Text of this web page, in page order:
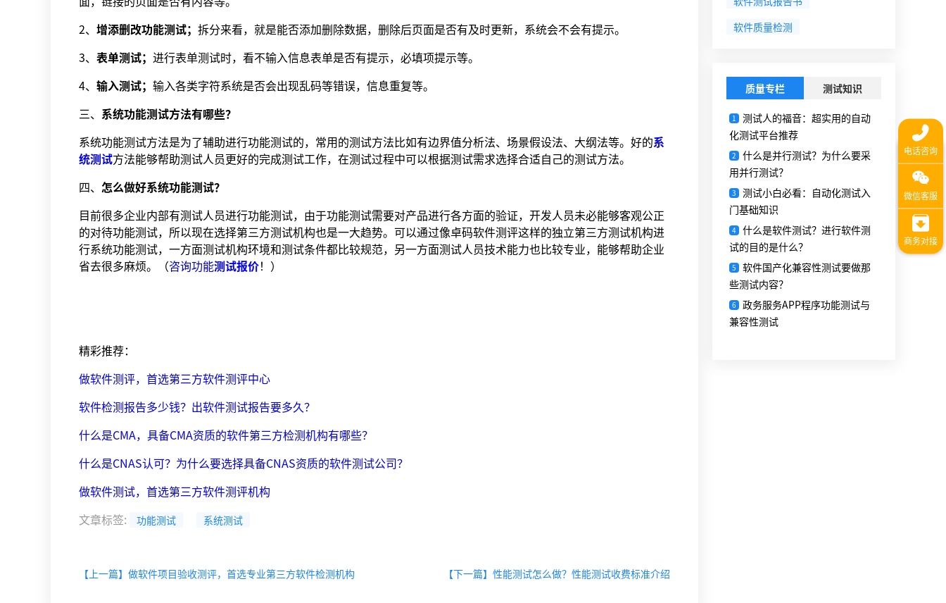
2、 增添删改功能测试； 拆分来看，就是能否添加删除数据，删除后页面是否有及时更新，系统会不会有提示。
3、 表单测试； 进行表单测试时，看不输入信息表单是否有提示，必填项提示等。
4、 输入测试； 输入各类字符系统是否会出现乱码等错误，信息重复等。
三、 系统功能测试方法有哪些？
系统功能测试方法是为了辅助进行功能测试的，常用的测试方法比如有边界值分析法、场景假设法、大纲法等。好的系
统测试方法能够帮助测试人员更好的完成测试工作，在测试过程中可以根据测试需求选择合适自己的测试方法。
四、 怎么做好系统功能测试？
目前很多企业内部有测试人员进行功能测试，由于功能测试需要对产品进行各方面的验证，开发人员未必能够客观公正
的对待功能测试，所以现在选择第三方测试机构也是一大趋势。可以通过像卓码软件测评这样的独立第三方测试机构进
行系统功能测试，一方面测试机构环境和测试条件都比较规范，另一方面测试人员技术能力也比较专业，能够帮助企业
省去很多麻烦。（咨询功能测试报价！）
精彩推荐：
做软件测评，首选第三方软件测评中心
软件检测报告多少钱？出软件测试报告要多久？
什么是CMA，具备CMA资质的软件第三方检测机构有哪些？
什么是CNAS认可？为什么要选择具备CNAS资质的软件测试公司？
做软件测试，首选第三方软件测评机构
文章标签: 功能测试 系统测试
【上一篇】做软件项目验收测评，首选专业第三方软件检测机构 【下一篇】性能测试怎么做？性能测试收费标准介绍
软件质量检测
质量专栏 测试知识
1
测试人的福音：超实用的自动
化测试平台推荐
2
什么是并行测试？为什么要采
用并行测试？
3
测试小白必看：自动化测试入
门基础知识
4 什么是软件测试？进行软件测
试的目的是什么？
5
软件国产化兼容性测试要做那
些测试内容？
6
政务服务APP程序功能测试与
兼容性测试